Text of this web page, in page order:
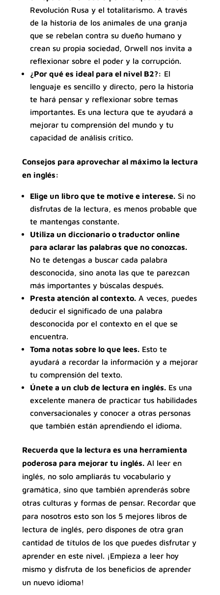
Revolución Rusa y el totalitarismo. A través
de la historia de los animales de una granja
que se rebelan contra su dueño humano y
crean su propia sociedad, Orwell nos invita a
reflexionar sobre el poder y la corrupción.
¿Por qué es ideal para el nivel B2?: El
lenguaje es sencillo y directo, pero la historia
te hará pensar y reflexionar sobre temas
importantes. Es una lectura que te ayudará a
mejorar tu comprensión del mundo y tu
capacidad de análisis crítico.
Consejos para aprovechar al máximo la lectura
en inglés:
Elige un libro que te motive e interese.Si no
disfrutas de la lectura, es menos probable que
te mantengas constante.
Utiliza un diccionario o traductor online
para aclarar las palabras que no conozcas.
No te detengas a buscar cada palabra
desconocida, sino anota las que te parezcan
más importantes y búscalas después.
Presta atención al contexto.A veces, puedes
deducir el significado de una palabra
desconocida por el contexto en el que se
encuentra.
Toma notas sobre lo que lees.Esto te
ayudará a recordar la información y a mejorar
tu comprensión del texto.
Únete a un club de lectura en inglés.Es una
excelente manera de practicar tus habilidades
conversacionales y conocer a otras personas
que también están aprendiendo el idioma.
Recuerda que la lectura es una herramienta
poderosa para mejorar tu inglés.Al leer en
inglés, no solo ampliarás tu vocabulario y
gramática, sino que también aprenderás sobre
otras culturas y formas de pensar. Recordar que
para nosotros esto son los 5 mejores libros de
lectura de inglés, pero dispones de otra gran
cantidad de títulos de los que puedes disfrutar y
aprender en este nivel. ¡Empieza a leer hoy
mismo y disfruta de los beneficios de aprender
un nuevo idioma!